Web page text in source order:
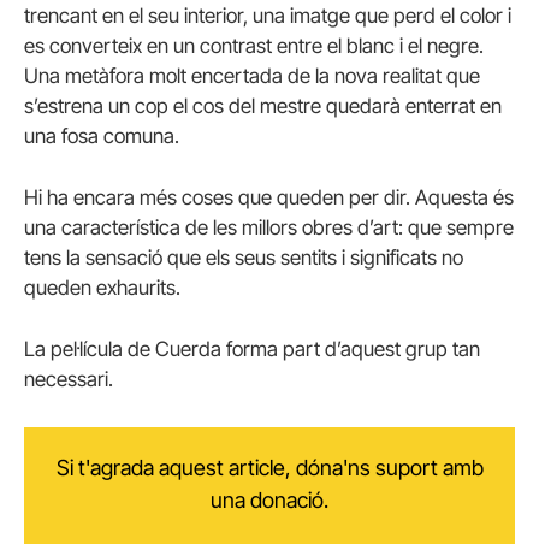
trencant en el seu interior, una imatge que perd el color i
es converteix en un contrast entre el blanc i el negre.
Una metàfora molt encertada de la nova realitat que
s’estrena un cop el cos del mestre quedarà enterrat en
una fosa comuna.
Hi ha encara més coses que queden per dir. Aquesta és
una característica de les millors obres d’art: que sempre
tens la sensació que els seus sentits i significats no
queden exhaurits.
La pel·lícula de Cuerda forma part d’aquest grup tan
necessari.
Si t'agrada aquest article, dóna'ns suport amb
una donació.